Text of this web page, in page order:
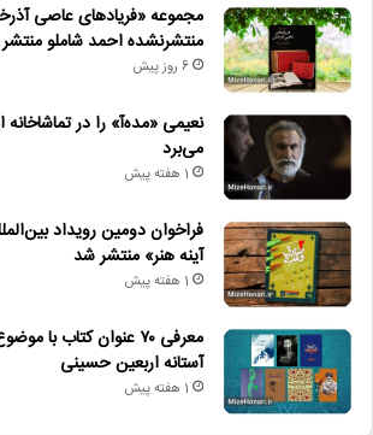
مجموعه «فریادهای عاصی
منتشرنشده احمد شاملو
6 روز پیش
نعیمی «مده‌آ» را در
می‌برد
1 هفته پیش
فراخوان دومین رویداد
آینه هنر» منتشر شد
1 هفته پیش
معرفی ۷۰ عنوان کتاب با
آستانه اربعین حسینی
1 هفته پیش